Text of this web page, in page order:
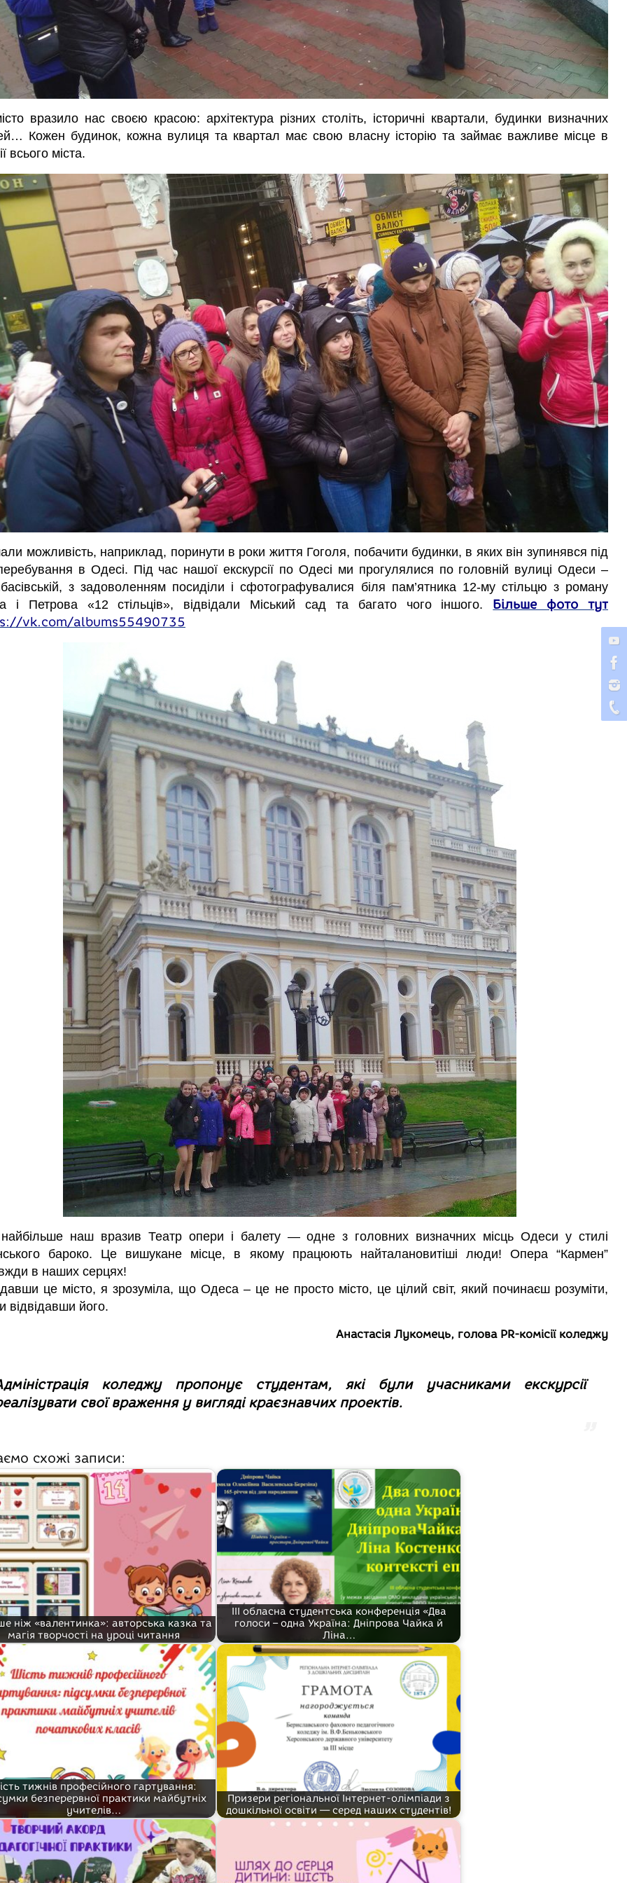
вразило нас своєю красою: архітектура різних століть, історичні квартали, будинки визначних
Кожен будинок, кожна вулиця та квартал має свою власну історію та займає важливе місце в
всього міста.
можливість, наприклад, поринути в роки життя Гоголя, побачити будинки, в яких він зупинявся під
в Одесі. Під час нашої екскурсії по Одесі ми прогулялися по головній вулиці Одеси –
з задоволенням посиділи і сфотографувалися біля пам’ятника 12-му стільцю з роману
і Петрова «12 стільців», відвідали Міський сад та багато чого іншого. Більше фото тут
vk.com/albums55490735
наш вразив Театр опери і балету ― одне з головних визначних місць Одеси у стилі
бароко. Це вишукане місце, в якому працюють найталановитіші люди! Опера “Кармен”
в наших серцях!
це місто, я зрозуміла, що Одеса – це не просто місто, це цілий світ, який починаєш розуміти,
відвідавши його.
Анастасія Лукомець, голова PR-комісії коледжу
коледжу пропонує студентам, які були учасниками екскурсії
свої враження у вигляді краєзнавчих проектів.
схожі записи:
ніж «валентинка»: авторська казка та
магія творчості на уроці читання
ІІІ обласна студентська конференція «Два
голоси – одна Україна: Дніпрова Чайка й
Ліна…
тижнів професійного гартування:
безперервної практики майбутніх
учителів…
Призери регіональної Інтернет-олімпіади з
дошкільної освіти — серед наших студентів!